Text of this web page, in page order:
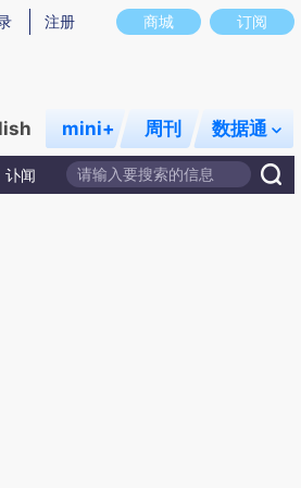
意图存在偏差。不代表财新观点和立场。推荐
商城 订阅
注册
mini+ 周刊 数据通
讣闻